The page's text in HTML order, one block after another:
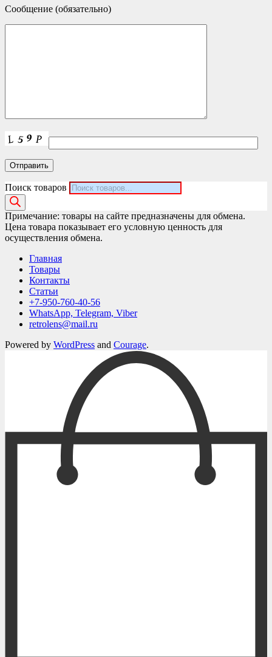
Сообщение (обязательно)
Поиск товаров
Примечание: товары на сайте предназначены для обмена.
Цена товара показывает его условную ценность для
осуществления обмена.
Главная
Товары
Контакты
Статьи
+7-950-760-40-56
WhatsApp, Telegram, Viber
retrolens@mail.ru
Powered by WordPress and Courage.